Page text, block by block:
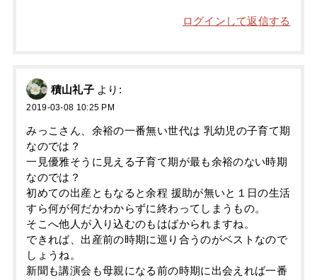
ログインして返信する
積山礼子 より:
2019-03-08 10:25 PM
みっこさん、余裕の一番無い世代は 乳幼児の子育て期
なのでは？
一見優雅そうに見える子育て期が最も余裕のない時期
なのでは？
初めての出産ともなると余程 援助が無いと１日の生活
すら何が何だかわからずに終わってしまうもの。
そこへ他人が入り込むのもはばかられますね。
できれば、出産前の時期に巡り合うのがベストなので
しょうね。
新聞も講演会も母親になる前の時期に出会えれば一番